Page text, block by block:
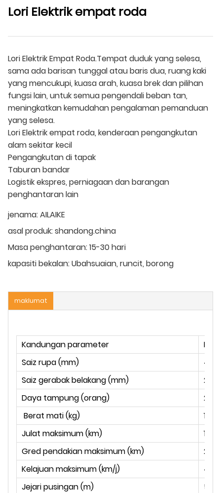
Lori Elektrik empat roda
Lori Elektrik Empat Roda.Tempat duduk yang selesa,
sama ada barisan tunggal atau baris dua, ruang kaki
yang mencukupi, kuasa arah, kuasa brek dan pilihan
fungsi lain, untuk semua pengendali beban tan,
meningkatkan kemudahan pengalaman pemanduan
yang selesa.
Lori Elektrik empat roda, kenderaan pengangkutan
alam sekitar kecil
Pengangkutan di tapak
Taburan bandar
Logistik ekspres, perniagaan dan barangan
penghantaran lain
jenama:AILAIKE
asal produk:shandong.china
Masa penghantaran:15-30 hari
kapasiti bekalan:Ubahsuaian, runcit, borong
maklumat
Kandungan parameter
Saiz rupa (mm)
Saiz gerabak belakang (mm)
Daya tampung (orang)
2
Berat mati (kg)
Julat maksimum (km)
Gred pendakian maksimum (km)
Kelajuan maksimum (km/j)
45-
Jejari pusingan (m)
5.2